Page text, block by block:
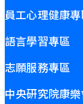
員工心理健康專
語言學習專區
志願服務專區
中央研究院康